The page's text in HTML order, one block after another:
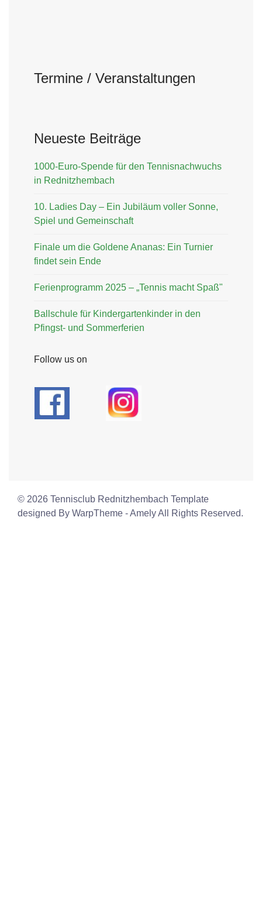
Termine / Veranstaltungen
Neueste Beiträge
1000-Euro-Spende für den Tennisnachwuchs
in Rednitzhembach
10. Ladies Day – Ein Jubiläum voller Sonne,
Spiel und Gemeinschaft
Finale um die Goldene Ananas: Ein Turnier
findet sein Ende
Ferienprogramm 2025 – „Tennis macht Spaß"
Ballschule für Kindergartenkinder in den
Pfingst- und Sommerferien
Follow us on
© 2026 Tennisclub Rednitzhembach Template
designed By WarpTheme - Amely All Rights Reserved.